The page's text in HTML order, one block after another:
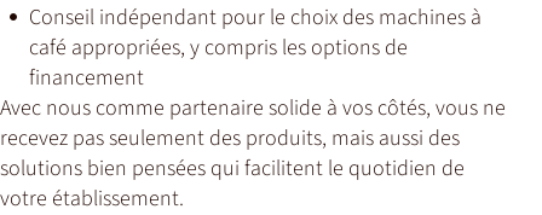
Conseil indépendant pour le choix des machines à
café appropriées, y compris les options de
financement
Avec nous comme partenaire solide à vos côtés, vous ne
recevez pas seulement des produits, mais aussi des
solutions bien pensées qui facilitent le quotidien de
votre établissement.